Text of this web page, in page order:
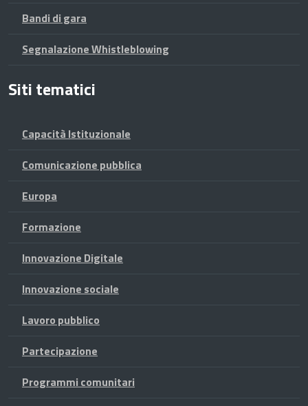
Bandi di gara
Segnalazione Whistleblowing
Siti tematici
Capacità Istituzionale
Comunicazione pubblica
Europa
Formazione
Innovazione Digitale
Innovazione sociale
Lavoro pubblico
Partecipazione
Programmi comunitari